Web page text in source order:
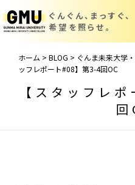
ぐんぐん、まっすぐ、
希望を照らせ。
ホーム > BLOG > ぐんま未来大学
ッフレポート#08】第3-4回OC
【スタッフレ
回